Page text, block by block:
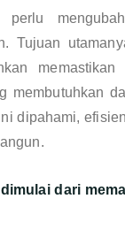
Tujuan
membutuhkan
dipahami,
dari